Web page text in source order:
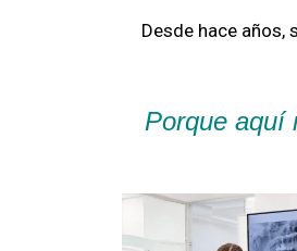
Desde hace años,
Porque aquí